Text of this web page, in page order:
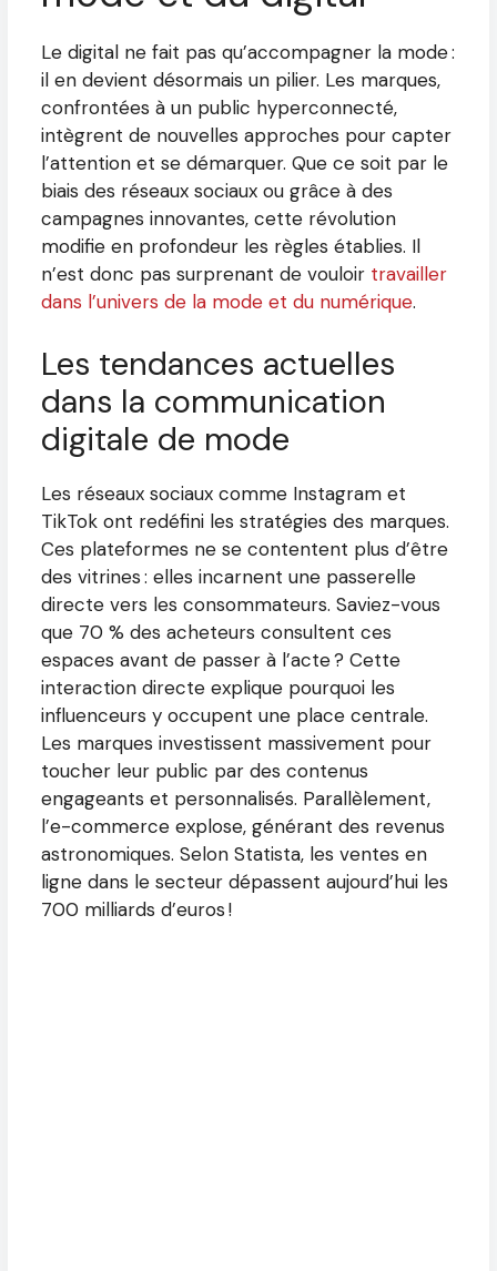
Le digital ne fait pas qu’accompagner la mode :
il en devient désormais un pilier. Les marques,
confrontées à un public hyperconnecté,
intègrent de nouvelles approches pour capter
l’attention et se démarquer. Que ce soit par le
biais des réseaux sociaux ou grâce à des
campagnes innovantes, cette révolution
modifie en profondeur les règles établies. Il
n’est donc pas surprenant de vouloir travailler
dans l’univers de la mode et du numérique.
Les tendances actuelles
dans la communication
digitale de mode
Les réseaux sociaux comme Instagram et
TikTok ont redéfini les stratégies des marques.
Ces plateformes ne se contentent plus d’être
des vitrines : elles incarnent une passerelle
directe vers les consommateurs. Saviez-vous
que 70 % des acheteurs consultent ces
espaces avant de passer à l’acte ? Cette
interaction directe explique pourquoi les
influenceurs y occupent une place centrale.
Les marques investissent massivement pour
toucher leur public par des contenus
engageants et personnalisés. Parallèlement,
l’e-commerce explose, générant des revenus
astronomiques. Selon Statista, les ventes en
ligne dans le secteur dépassent aujourd’hui les
700 milliards d’euros !